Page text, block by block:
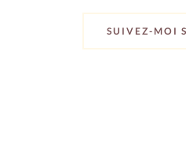
SUIVEZ-MOI